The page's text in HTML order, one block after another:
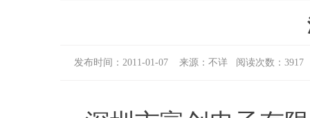
发布时间：2011-01-07 来源：不详 阅读次数：3917